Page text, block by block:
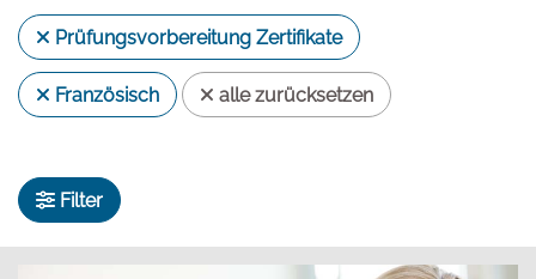
Prüfungsvorbereitung Zertifikate
Französisch alle zurücksetzen
Filter